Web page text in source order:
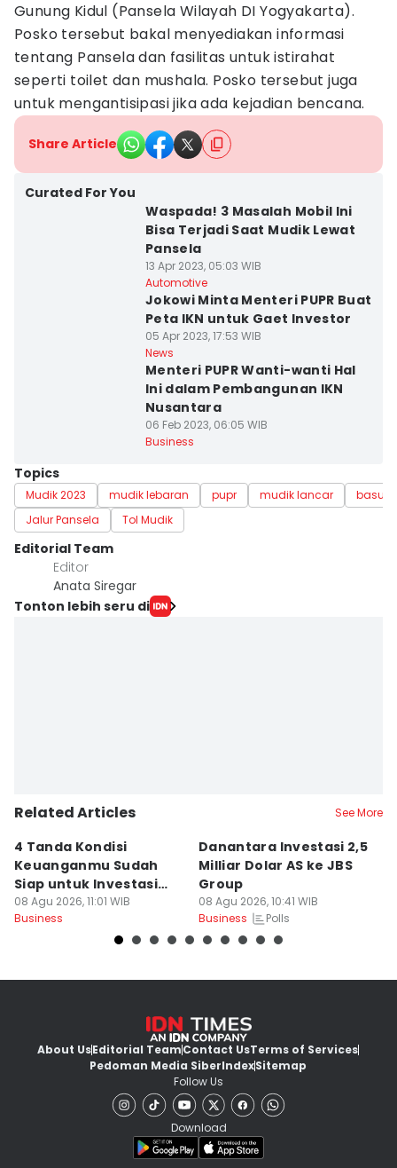
Gunung Kidul (Pansela Wilayah DI Yogyakarta).
Posko tersebut bakal menyediakan informasi
tentang Pansela dan fasilitas untuk istirahat
seperti toilet dan mushala. Posko tersebut juga
untuk mengantisipasi jika ada kejadian bencana.
Share Article
Curated For You
Waspada! 3 Masalah Mobil Ini
Bisa Terjadi Saat Mudik Lewat
Pansela
13 Apr 2023, 05:03 WIB
Automotive
Jokowi Minta Menteri PUPR Buat
Peta IKN untuk Gaet Investor
05 Apr 2023, 17:53 WIB
News
Menteri PUPR Wanti-wanti Hal
Ini dalam Pembangunan IKN
Nusantara
06 Feb 2023, 06:05 WIB
Business
Topics
Mudik 2023 mudik lebaran pupr mudik lancar
basuki
Jalur Pansela
Tol Mudik
Editorial Team
Editor
Anata Siregar
Tonton lebih seru di
Related Articles See More
4 Tanda Kondisi
Keuanganmu Sudah
Siap untuk Investasi
Emas
08 Agu 2026, 11:01 WIB
Business
Danantara Investasi 2,5
Milliar Dolar AS ke JBS
Group
08 Agu 2026, 10:41 WIB
Business
Polls
About UsEditorial TeamContact UsTerms of Services
Pedoman Media SiberIndexSitemap
Follow Us
Download